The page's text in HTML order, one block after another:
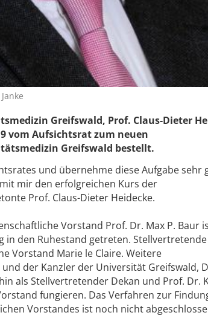
Greifswald, Prof. Claus-Dieter
vom Aufsichtsrat zum neuen
Greifswald bestellt.
und übernehme diese Aufgabe sehr
mir den erfolgreichen Kurs der
Prof. Claus-Dieter Heidecke.
Vorstand Prof. Dr. Max P. Baur
in den Ruhestand getreten. Stellvertretende
Vorstand Marie le Claire. Weitere
der Kanzler der Universität Greifswald,
als Stellvertretender Dekan und Prof. Dr.
fungieren. Das Verfahren zur
Vorstandes ist noch nicht